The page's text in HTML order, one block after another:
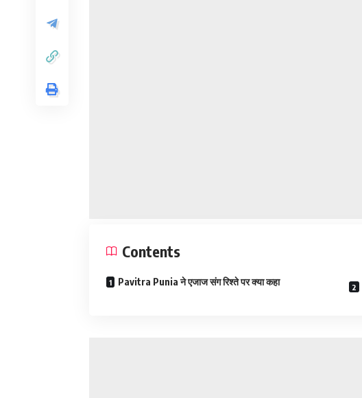
Contents
Pavitra Punia ने एजाज संग रिश्ते पर क्या कहा